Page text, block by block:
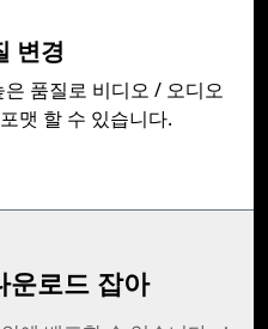
변경
품질로 비디오 / 오디오
맷 할 수 있습니다.
운로드 잡아